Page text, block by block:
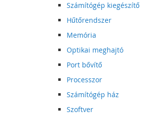
Számítógép kiegészítő
Hűtőrendszer
Memória
Optikai meghajtó
Port bővítő
Processzor
Számítógép ház
Szoftver